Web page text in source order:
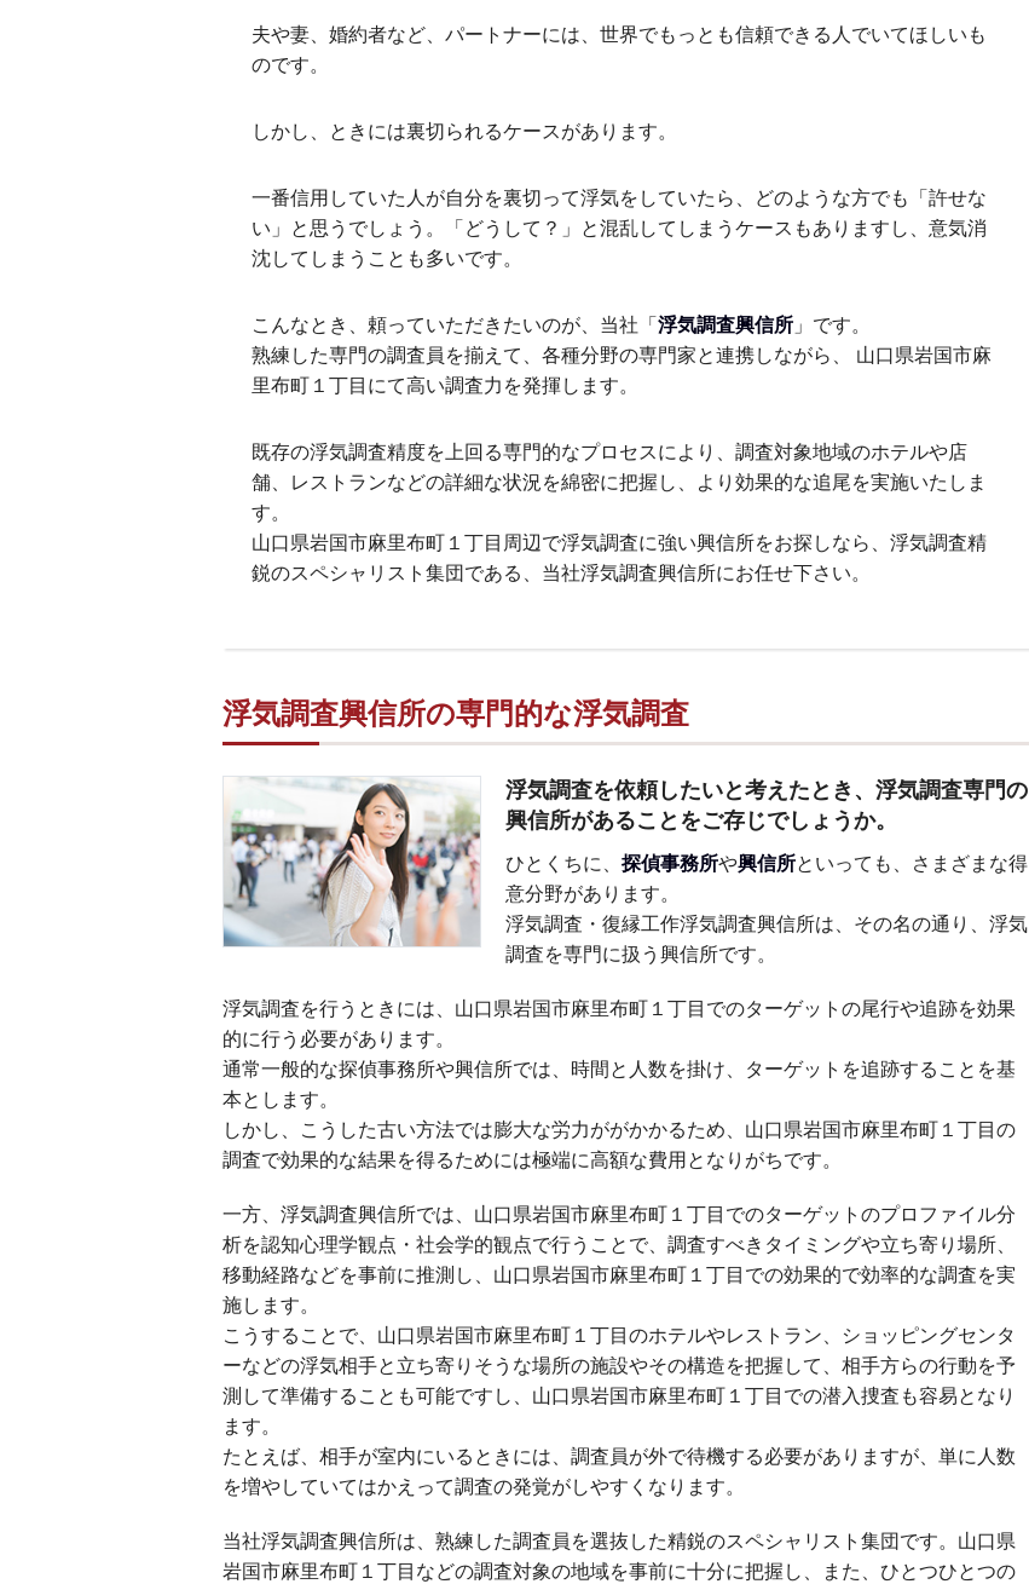
夫や妻、婚約者など、パートナーには、世界でもっとも信頼できる人でいてほしいも
のです。
しかし、ときには裏切られるケースがあります。
一番信用していた人が自分を裏切って浮気をしていたら、どのような方でも「許せな
い」と思うでしょう。「どうして？」と混乱してしまうケースもありますし、意気消
沈してしまうことも多いです。
こんなとき、頼っていただきたいのが、当社「浮気調査興信所 」です。
熟練した専門の調査員を揃えて、各種分野の専門家と連携しながら、 山口県岩国市麻
里布町１丁目にて高い調査力を発揮します。
既存の浮気調査精度を上回る専門的なプロセスにより、調査対象地域のホテルや店
舗、レストランなどの詳細な状況を綿密に把握し、より効果的な追尾を実施いたしま
す。
山口県岩国市麻里布町１丁目周辺で浮気調査に強い興信所をお探しなら、浮気調査精
鋭のスペシャリスト集団である、当社浮気調査興信所にお任せ下さい。
浮気調査興信所の専門的な浮気調査
浮気調査を依頼したいと考えたとき、浮気調査専門の
興信所があることをご存じでしょうか。
ひとくちに、 探偵事務所や興信所といっても、さまざまな得
意分野があります。
浮気調査・復縁工作浮気調査興信所は、その名の通り、浮気
調査を専門に扱う興信所です。
浮気調査を行うときには、山口県岩国市麻里布町１丁目でのターゲットの尾行や追跡を効果
的に行う必要があります。
通常一般的な探偵事務所や興信所では、時間と人数を掛け、ターゲットを追跡することを基
本とします。
しかし、こうした古い方法では膨大な労力ががかかるため、山口県岩国市麻里布町１丁目の
調査で効果的な結果を得るためには極端に高額な費用となりがちです。
一方、浮気調査興信所では、山口県岩国市麻里布町１丁目でのターゲットのプロファイル分
析を認知心理学観点・社会学的観点で行うことで、調査すべきタイミングや立ち寄り場所、
移動経路などを事前に推測し、山口県岩国市麻里布町１丁目での効果的で効率的な調査を実
施します。
こうすることで、山口県岩国市麻里布町１丁目のホテルやレストラン、ショッピングセンタ
ーなどの浮気相手と立ち寄りそうな場所の施設やその構造を把握して、相手方らの行動を予
測して準備することも可能ですし、山口県岩国市麻里布町１丁目での潜入捜査も容易となり
ます。
たとえば、相手が室内にいるときには、調査員が外で待機する必要がありますが、単に人数
を増やしていてはかえって調査の発覚がしやすくなります。
当社浮気調査興信所は、熟練した調査員を選抜した精鋭のスペシャリスト集団です。山口県
岩国市麻里布町１丁目などの調査対象の地域を事前に十分に把握し、また、ひとつひとつの